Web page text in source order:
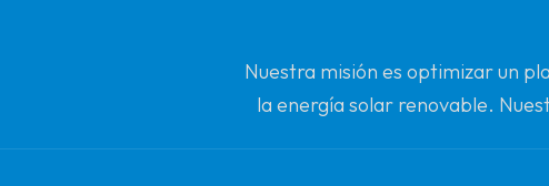
Nuestra misión es optimizar un
la energía solar renovable.